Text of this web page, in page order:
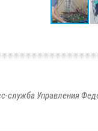
служба Управления